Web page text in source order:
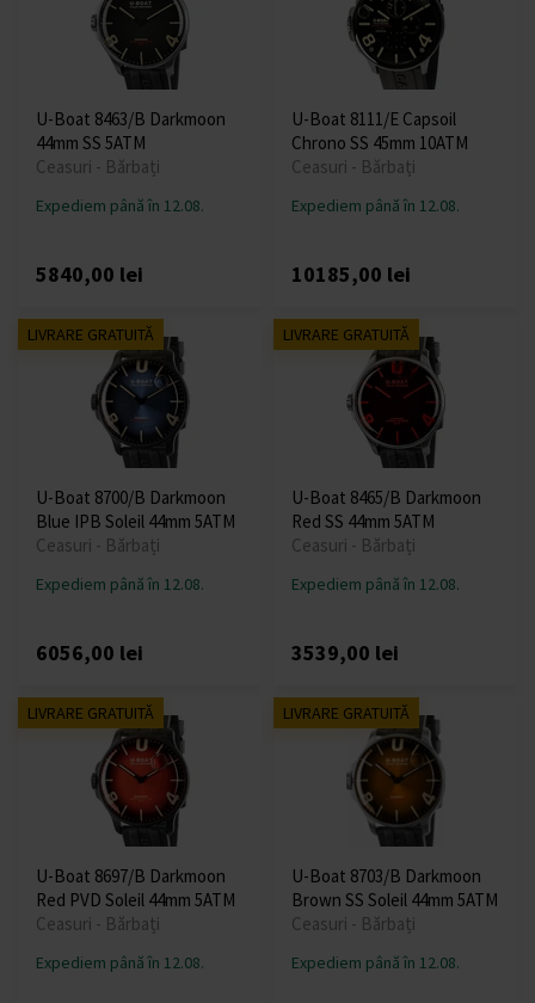
U-Boat 8463/B Darkmoon
44mm SS 5ATM
Ceasuri - Bărbați
Expediem până în 12.08.
5840,00 lei
U-Boat 8111/E Capsoil
Chrono SS 45mm 10ATM
Ceasuri - Bărbați
Expediem până în 12.08.
10185,00 lei
LIVRARE GRATUITĂ
U-Boat 8700/B Darkmoon
Blue IPB Soleil 44mm 5ATM
Ceasuri - Bărbați
Expediem până în 12.08.
6056,00 lei
LIVRARE GRATUITĂ
U-Boat 8465/B Darkmoon
Red SS 44mm 5ATM
Ceasuri - Bărbați
Expediem până în 12.08.
3539,00 lei
LIVRARE GRATUITĂ
U-Boat 8697/B Darkmoon
Red PVD Soleil 44mm 5ATM
Ceasuri - Bărbați
Expediem până în 12.08.
LIVRARE GRATUITĂ
U-Boat 8703/B Darkmoon
Brown SS Soleil 44mm 5ATM
Ceasuri - Bărbați
Expediem până în 12.08.